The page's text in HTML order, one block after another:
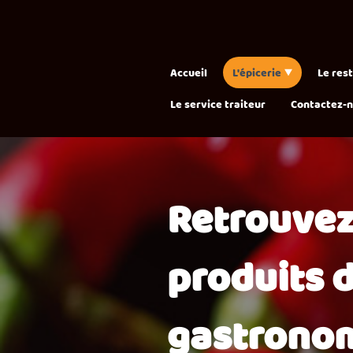
Accueil L'épicerie
Le
Le service traiteur
Contactez-
produits